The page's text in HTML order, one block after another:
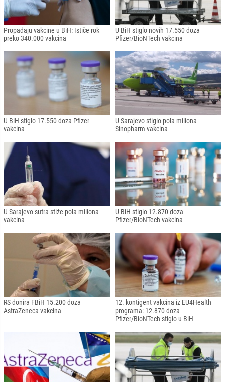
Propadaju vakcine u BiH: Ističe rok
preko 340.000 vakcina
U BiH stiglo novih 17.550 doza
Pfizer/BioNTech vakcina
U BiH stiglo 17.550 doza Pfizer
vakcina
U Sarajevo stiglo pola miliona
Sinopharm vakcina
U Sarajevo sutra stiže pola miliona
vakcina
U BiH stiglo 12.870 doza
Pfizer/BioNTech vakcina
RS donira FBiH 15.200 doza
AstraZeneca vakcina
12. kontigent vakcina iz EU4Health
programa: 12.870 doza
Pfizer/BioNTech stiglo u BiH